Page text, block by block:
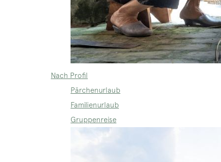
Nach Profil
Pärchenurlaub
Familienurlaub
Gruppenreise